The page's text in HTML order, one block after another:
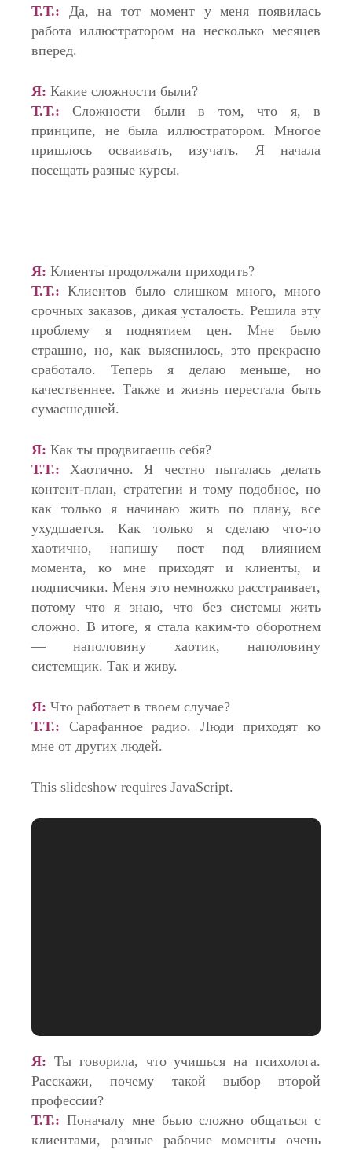
Т.Т.: Да, на тот момент у меня появилась
работа иллюстратором на несколько месяцев
вперед.
Я: Какие сложности были?
Т.Т.: Сложности были в том, что я, в
принципе, не была иллюстратором. Многое
пришлось осваивать, изучать. Я начала
посещать разные курсы.
Я: Клиенты продолжали приходить?
Т.Т.: Клиентов было слишком много, много
срочных заказов, дикая усталость. Решила эту
проблему я поднятием цен. Мне было
страшно, но, как выяснилось, это прекрасно
сработало. Теперь я делаю меньше, но
качественнее. Также и жизнь перестала быть
сумасшедшей.
Я: Как ты продвигаешь себя?
Т.Т.:
Хаотично. Я честно пыталась делать
контент-план, стратегии и тому подобное, но
как только я начинаю жить по плану, все
ухудшается. Как только я сделаю что-то
хаотично, напишу пост под влиянием
момента, ко мне приходят и клиенты, и
подписчики. Меня это немножко расстраивает,
потому что я знаю, что без системы жить
сложно. В итоге, я стала каким-то оборотнем
— наполовину хаотик, наполовину
системщик. Так и живу.
Я: Что работает в твоем случае?
Т.Т.: Сарафанное радио. Люди приходят ко
мне от других людей.
This slideshow requires JavaScript.
Я: Ты говорила, что учишься на психолога.
Расскажи, почему такой выбор второй
профессии?
Т.Т.: Поначалу мне было сложно общаться с
клиентами, разные рабочие моменты очень